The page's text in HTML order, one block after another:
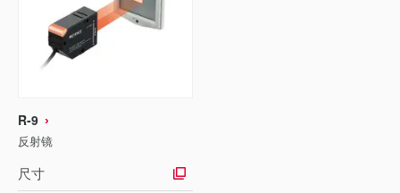
R-9
反射镜
尺寸